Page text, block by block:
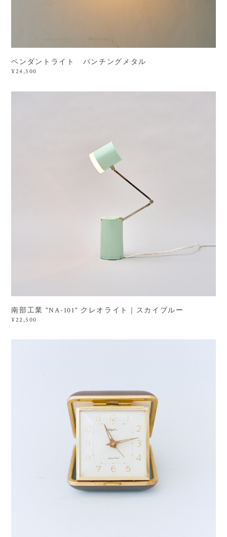
ペンダントライト パンチングメタル
¥24,500
南部工業 "NA-101" クレオライト｜スカイブルー
¥22,500